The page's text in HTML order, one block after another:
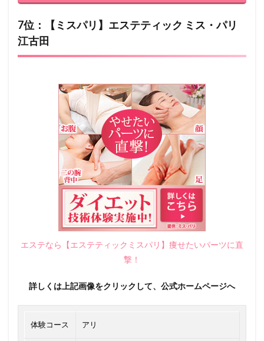
7位：【ミスパリ】エステティック ミス・パリ
江古田
エステなら【エステティックミスパリ】痩せたいパーツに直
撃！
詳しくは上記画像をクリックして、公式ホームページへ
体験コース アリ